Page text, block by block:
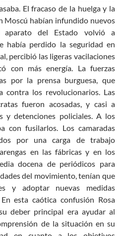
El fracaso de la huelga y la
Moscú habían infundido nuevos
del Estado volvió a
había perdido la seguridad en
percibió las ligeras vacilaciones
con más energía. La fuerzas
s por la prensa burguesa, que
contra los revolucionarios. Las
fueron acosadas, y casi a
y detenciones policiales. A los
con fusilarlos. Los camaradas
por una carga de trabajo
en las fábricas y en los
docena de periódicos para
del movimiento, tenían que
y adoptarnuevas medidas
En estacaóticaconfusión Rosa
deber principal era ayudar al
de la situación en su